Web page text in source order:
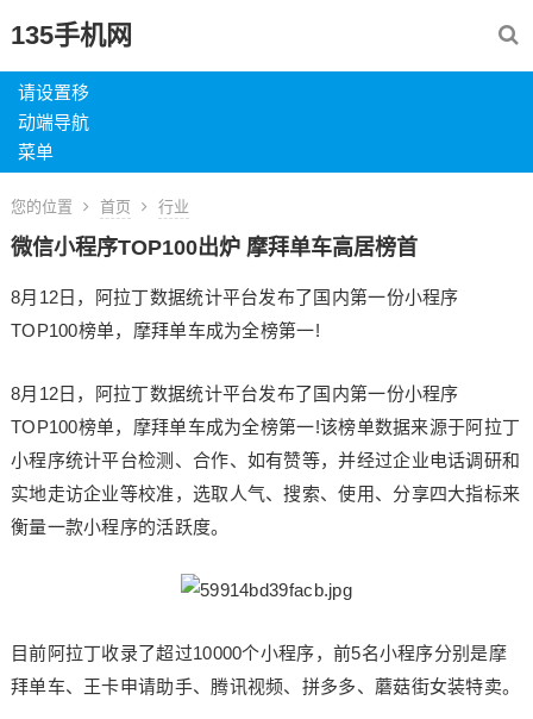
135手机网
请设置移
动端导航
菜单
您的位置 首页 行业
微信小程序TOP100出炉 摩拜单车高居榜首
8月12日，阿拉丁数据统计平台发布了国内第一份小程序
TOP100榜单，摩拜单车成为全榜第一!
8月12日，阿拉丁数据统计平台发布了国内第一份小程序
TOP100榜单，摩拜单车成为全榜第一!该榜单数据来源于阿拉丁
小程序统计平台检测、合作、如有赞等，并经过企业电话调研和
实地走访企业等校准，选取人气、搜索、使用、分享四大指标来
衡量一款小程序的活跃度。
目前阿拉丁收录了超过10000个小程序，前5名小程序分别是摩
拜单车、王卡申请助手、腾讯视频、拼多多、蘑菇街女装特卖。